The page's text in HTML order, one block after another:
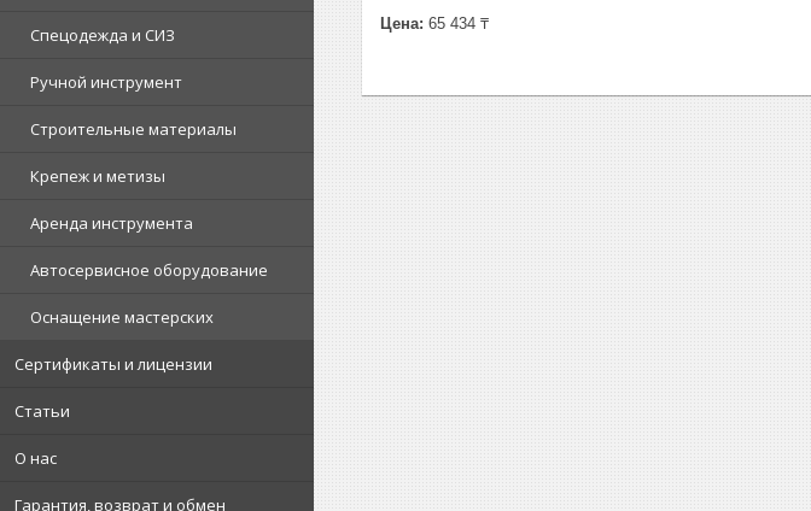
Спецодежда и СИЗ
Ручной инструмент
Строительные материалы
Крепеж и метизы
Аренда инструмента
Автосервисное оборудование
Оснащение мастерских
Сертификаты и лицензии
Статьи
О нас
Гарантия, возврат и обмен
Цена: 65 434 ₸